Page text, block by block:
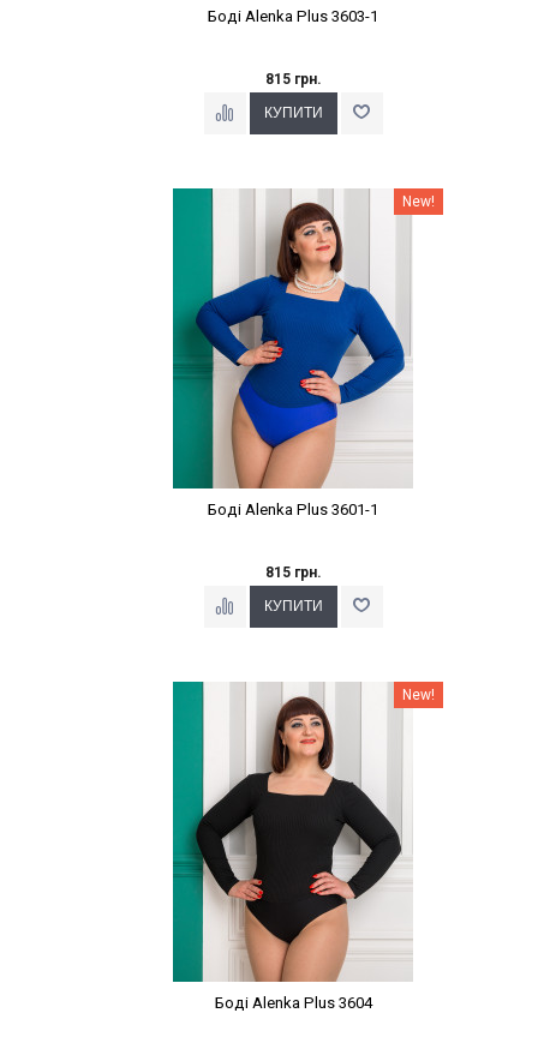
Боді Alenka Plus 3603-1
815 грн.
New!
Боді Alenka Plus 3601-1
815 грн.
New!
Боді Alenka Plus 3604